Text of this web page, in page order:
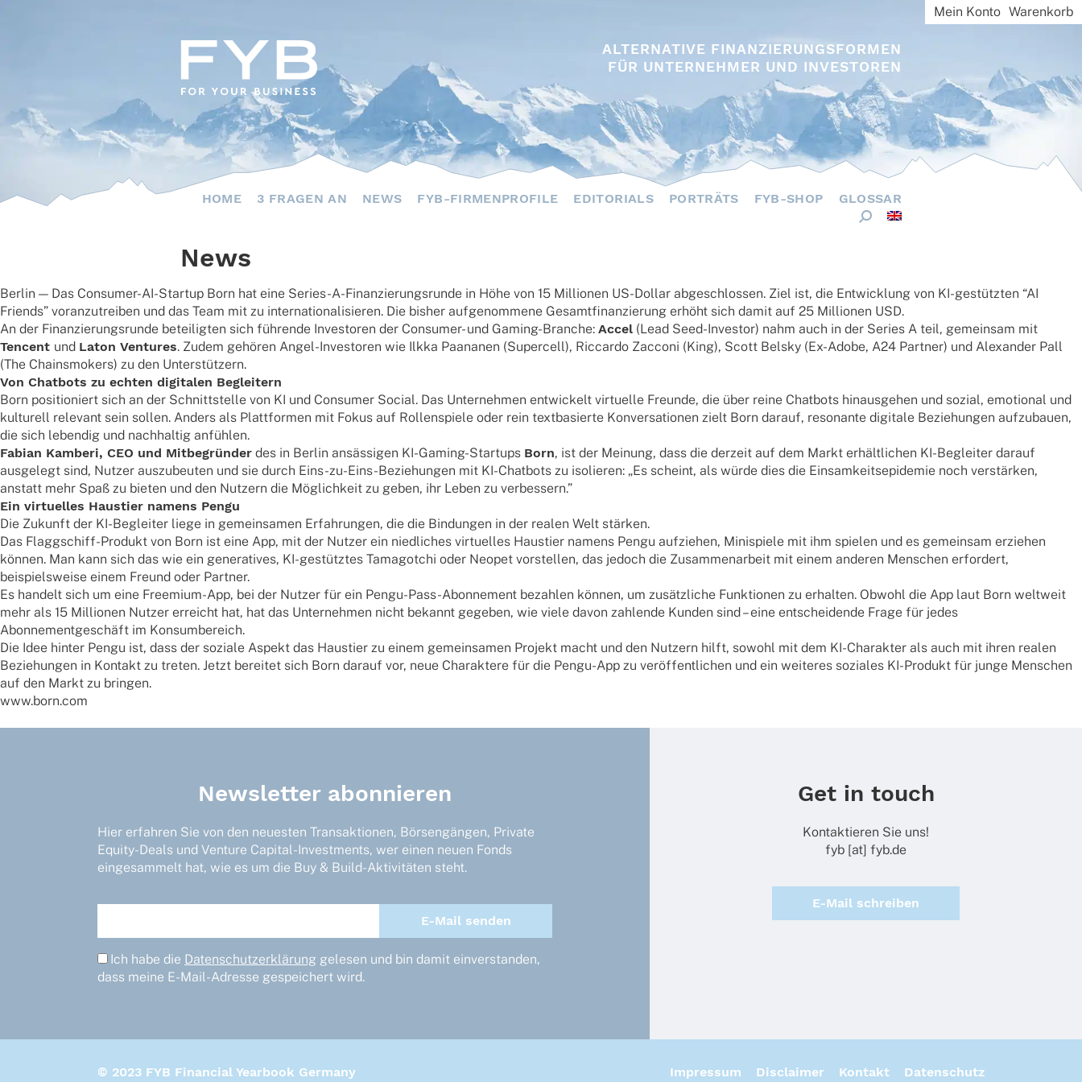
ALTERNATIVE FINANZIERUNGSFORMEN
FÜR UNTERNEHMER UND INVESTOREN
Mein Konto Warenkorb
HOME 3 FRAGEN AN NEWS FYB-FIRMENPROFILE EDITORIALS PORTRÄTS FYB-SHOP GLOSSAR
News
Berlin — Das Consu­mer-AI-Startup Born hat eine Series-A-Finan­zie­rungs­runde in Höhe von 15 Millio­nen US-Dollar abge­schlos­sen. Ziel ist, die Entwick­lung von KI-gestütz­ten “AI
Friends” voran­zu­trei­ben und das Team mit zu inter­na­tio­na­li­sie­ren. Die bisher aufge­nom­mene Gesamt­fi­nan­zie­rung erhöht sich damit auf 25 Millio­nen USD.
An der Finan­zie­rungs­runde betei­lig­ten sich führende Inves­to­ren der Consu­mer- und Gaming-Bran­che: Accel (Lead Seed-Inves­tor) nahm auch in der Series A teil, gemein­sam mit
Tencent und Laton Ventures. Zudem gehö­ren Angel-Inves­to­ren wie Ilkka Paana­nen (Super­cell), Riccardo Zacconi (King), Scott Belsky (Ex-Adobe, A24 Part­ner) und Alex­an­der Pall
(The Chains­mo­kers) zu den Unterstützern.
Von Chat­bots zu echten digi­ta­len Begleitern
Born posi­tio­niert sich an der Schnitt­stelle von KI und Consu­mer Social. Das Unter­neh­men entwi­ckelt virtu­elle Freunde, die über reine Chat­bots hinaus­ge­hen und sozial, emotio­nal und
kultu­rell rele­vant sein sollen. Anders als Platt­for­men mit Fokus auf Rollen­spiele oder rein text­ba­sierte Konver­sa­tio­nen zielt Born darauf, reso­nante digi­tale Bezie­hun­gen aufzu­bauen,
die sich leben­dig und nach­hal­tig anfühlen.
Fabian Kamberi, CEO und Mitbe­grün­der des in Berlin ansäs­si­gen KI-Gaming-Start­ups Born, ist der Meinung, dass die derzeit auf dem Markt erhält­li­chen KI-Beglei­ter darauf
ausge­legt sind, Nutzer auszu­beu­ten und sie durch Eins-zu-Eins-Bezie­hun­gen mit KI-Chat­bots zu isolie­ren: „Es scheint, als würde dies die Einsam­keits­epi­de­mie noch verstär­ken,
anstatt mehr Spaß zu bieten und den Nutzern die Möglich­keit zu geben, ihr Leben zu verbessern.”
Ein virtu­el­les Haus­tier namens Pengu
Die Zukunft der KI-Beglei­ter liege in gemein­sa­men Erfah­run­gen, die die Bindun­gen in der realen Welt stärken.
Das Flagg­schiff-Produkt von Born ist eine App, mit der Nutzer ein nied­li­ches virtu­el­les Haus­tier namens Pengu aufzie­hen, Mini­spiele mit ihm spie­len und es gemein­sam erzie­hen
können. Man kann sich das wie ein gene­ra­ti­ves, KI-gestütz­tes Tama­got­chi oder Neopet vorstel­len, das jedoch die Zusam­men­ar­beit mit einem ande­ren Menschen erfor­dert,
beispiels­weise einem Freund oder Partner.
Es handelt sich um eine Free­mium-App, bei der Nutzer für ein Pengu-Pass-Abon­ne­ment bezah­len können, um zusätz­li­che Funk­tio­nen zu erhal­ten. Obwohl die App laut Born welt­weit
mehr als 15 Millio­nen Nutzer erreicht hat, hat das Unter­neh­men nicht bekannt gege­ben, wie viele davon zahlende Kunden sind – eine entschei­dende Frage für jedes
Abon­ne­ment­ge­schäft im Konsumbereich.
Die Idee hinter Pengu ist, dass der soziale Aspekt das Haus­tier zu einem gemein­sa­men Projekt macht und den Nutzern hilft, sowohl mit dem KI-Charak­ter als auch mit ihren realen
Bezie­hun­gen in Kontakt zu treten. Jetzt berei­tet sich Born darauf vor, neue Charak­tere für die Pengu-App zu veröf­fent­li­chen und ein weite­res sozia­les KI-Produkt für junge Menschen
auf den Markt zu bringen.
www.born.com
Newsletter abonnieren
Hier erfahren Sie von den neuesten Transaktionen, Börsengängen, Private
Equity-Deals und Venture Capital-Investments, wer einen neuen Fonds
eingesammelt hat, wie es um die Buy & Build-Aktivitäten steht.
Ich habe die Datenschutzerklärung gelesen und bin damit einverstanden,
dass meine E-Mail-Adresse gespeichert wird.
Get in touch
Kontaktieren Sie uns!
fyb [at] fyb.de
E-Mail schreiben
© 2023 FYB Financial Yearbook Germany Impressum Disclaimer Kontakt Datenschutz